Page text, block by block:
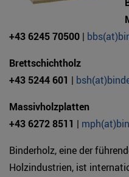
+43 6245 70500 |
Brettschichtholz
+43 5244 601 |
Massivholzplatten
+43 6272 8511 |
Binderholz, eine der
Holzindustrien, ist